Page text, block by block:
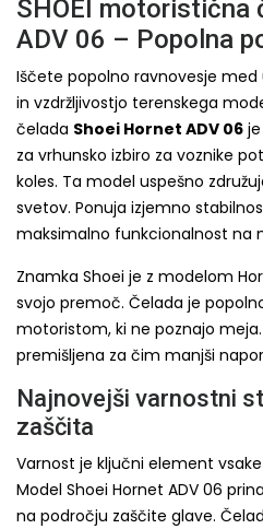
SHOEI motoristična
ADV 06 – Popolna
Iščete popolno ravnovesje
in vzdržljivostjo terenskega
čelada Shoei Hornet ADV 06
za vrhunsko izbiro za voznike
koles. Ta model uspešno
svetov. Ponuja izjemno
maksimalno funkcionalnost na
Znamka Shoei je z modelom
svojo premoč. Čelada je
motoristom, ki ne poznajo
premišljena za čim manjši
Najnovejši varnostni
zaščita
Varnost je ključni element
Model Shoei Hornet ADV 06
na področju zaščite glave.